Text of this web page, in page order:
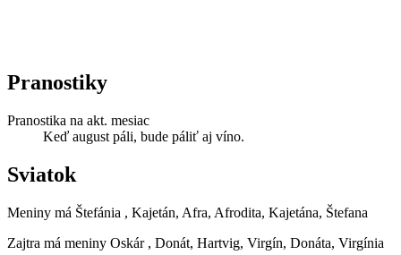
Pranostiky
Pranostika na akt. mesiac
Keď august páli, bude páliť aj víno.
Sviatok
Meniny má Štefánia , Kajetán, Afra, Afrodita, Kajetána, Štefana
Zajtra má meniny Oskár , Donát, Hartvig, Virgín, Donáta, Virgínia